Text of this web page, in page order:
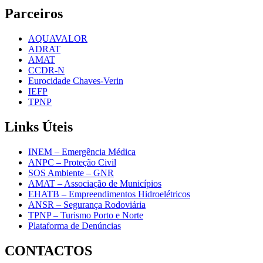
Parceiros
AQUAVALOR
ADRAT
AMAT
CCDR-N
Eurocidade Chaves-Verin
IEFP
TPNP
Links Úteis
INEM – Emergência Médica
ANPC – Proteção Civil
SOS Ambiente – GNR
AMAT – Associação de Municípios
EHATB – Empreendimentos Hidroelétricos
ANSR – Segurança Rodoviária
TPNP – Turismo Porto e Norte
Plataforma de Denúncias
CONTACTOS